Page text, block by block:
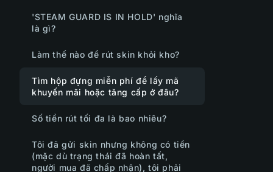
'STEAM GUARD IS IN HOLD' nghĩa
là gì?
Làm thế nào để rút skin khỏi kho?
Tìm hộp đựng miễn phí để lấy mã
khuyến mãi hoặc tăng cấp ở đâu?
Số tiền rút tối đa là bao nhiêu?
Tôi đã gửi skin nhưng không có tiền
(mặc dù trạng thái đã hoàn tất,
người mua đã chấp nhận), tôi phải